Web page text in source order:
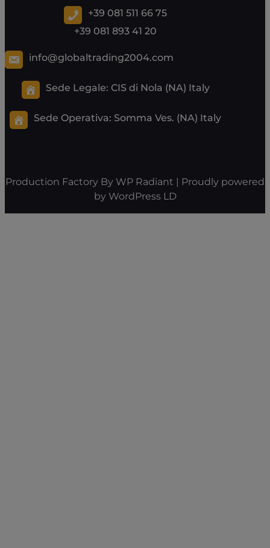
+39 081 511 66 75
+39 081 893 41 20
info@globaltrading2004.com
Sede Legale: CIS di Nola (NA) Italy
Sede Operativa: Somma Ves. (NA) Italy
Production Factory By WP Radiant | Proudly powered
by WordPressLD